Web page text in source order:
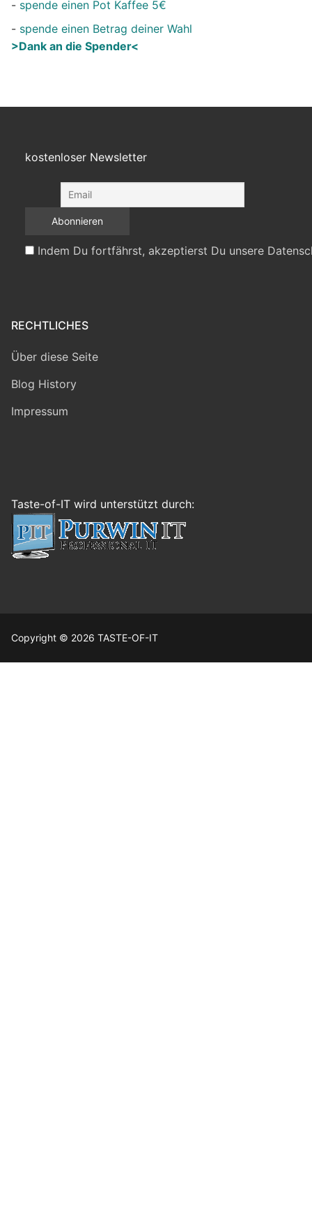
- spende einen Pot Kaffee 5€
- spende einen Betrag deiner Wahl
>Dank an die Spender<
kostenloser Newsletter
Indem Du fortfährst, akzeptierst Du unsere
RECHTLICHES
Über diese Seite
Blog History
Impressum
Taste-of-IT wird unterstützt durch:
Copyright © 2026 TASTE-OF-IT